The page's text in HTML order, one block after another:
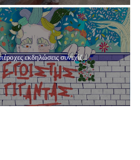
εκδηλώσεις συνεχίζ...